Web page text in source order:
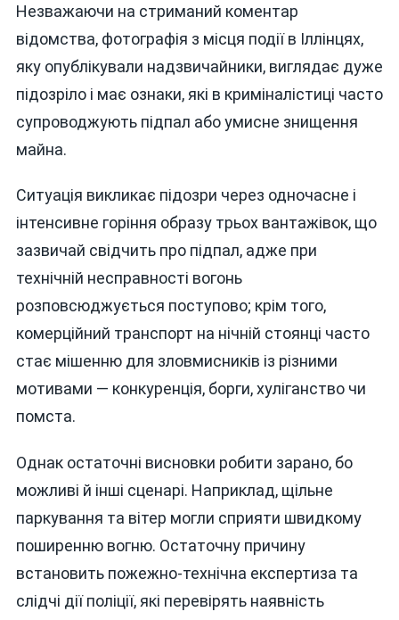
Незважаючи на стриманий коментар
відомства, фотографія з місця події в Іллінцях,
яку опублікували надзвичайники, виглядає дуже
підозріло і має ознаки, які в криміналістиці часто
супроводжують підпал або умисне знищення
майна.
Ситуація викликає підозри через одночасне і
інтенсивне горіння образу трьох вантажівок, що
зазвичай свідчить про підпал, адже при
технічній несправності вогонь
розповсюджується поступово; крім того,
комерційний транспорт на нічній стоянці часто
стає мішенню для зловмисників із різними
мотивами — конкуренція, борги, хуліганство чи
помста.
Однак остаточні висновки робити зарано, бо
можливі й інші сценарі. Наприклад, щільне
паркування та вітер могли сприяти швидкому
поширенню вогню. Остаточну причину
встановить пожежно-технічна експертиза та
слідчі дії поліції, які перевірять наявність